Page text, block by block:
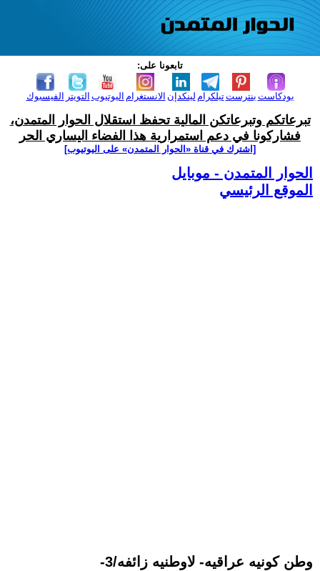
تابعونا على:
الفيسبوك التويتر اليوتيوب الانستغرام لينكدإن تيلكرامبنترست بودكاست
تبرعاتكم وتبرعاتكن المالية تحفظ استقلال الحوار المتمدن،
فشاركونا في دعم استمرارية هذا الفضاء اليساري الحر
[اشترك في قناة ‫«الحوار المتمدن» على اليوتيوب]
الحوار المتمدن - موبايل
الموقع الرئيسي
-وطن كونيه عراقيه- لاوطنيه زائفه/3